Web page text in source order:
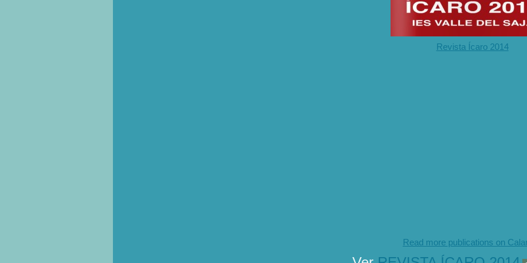
Revista Ícaro 2014
Read more publications on